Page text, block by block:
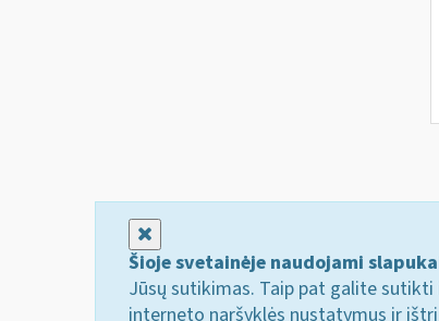
Šioje svetainėje naudojami
Jūsų sutikimas. Taip pat galite
interneto naršyklės nustatymus ir